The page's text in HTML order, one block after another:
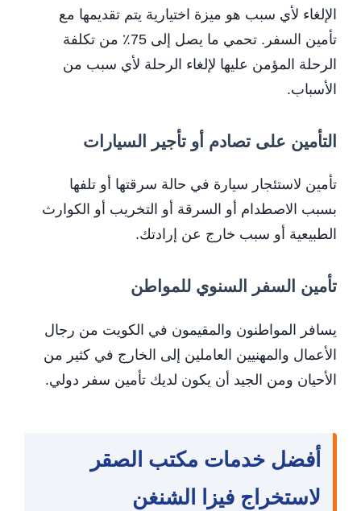
الإلغاء لأي سبب هو ميزة اختيارية يتم تقديمها مع
تأمين السفر. تحمي ما يصل إلى 75٪ من تكلفة
الرحلة المؤمن عليها لإلغاء الرحلة لأي سبب من
الأسباب.
التأمين على تصادم أو تأجير السيارات
تأمين لاستئجار سيارة في حالة سرقتها أو تلفها
بسبب الاصطدام أو السرقة أو التخريب أو الكوارث
الطبيعية أو سبب خارج عن إرادتك.
تأمين السفر السنوي للمواطن
يسافر المواطنون والمقيمون في الكويت من رجال
الأعمال والمهنيين العاملين إلى الخارج في كثير من
الأحيان ومن الجيد أن يكون لديك تأمين سفر دولي.
أفضل خدمات مكتب الصقر
لاستخراج فيزا الشنغن